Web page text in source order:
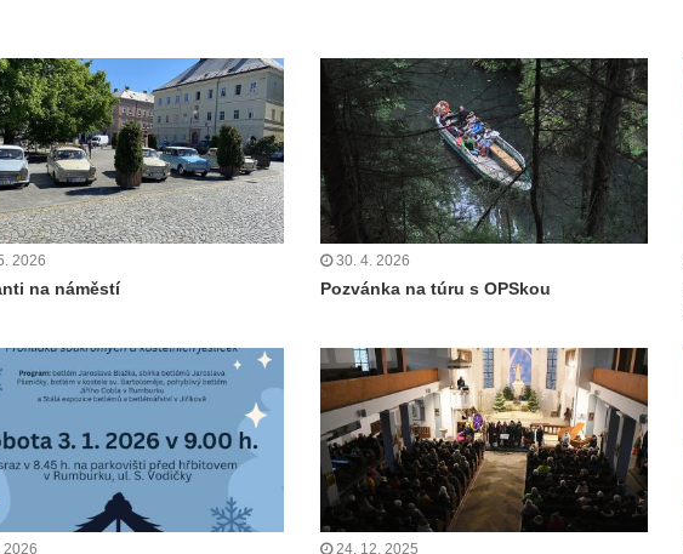
2026
na náměstí
30. 4. 2026
Pozvánka na túru s OPSkou
2026 24. 12. 2025